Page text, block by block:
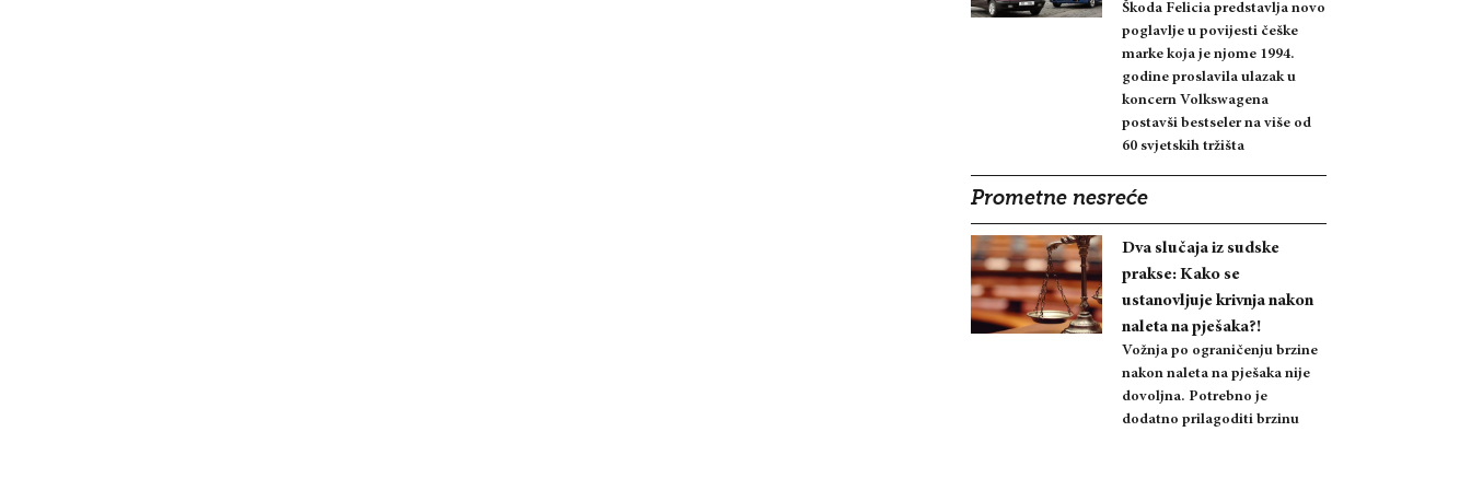
Škoda Felicia predstavlja novo
poglavlje u povijesti češke
marke koja je njome 1994.
godine proslavila ulazak u
koncern Volkswagena
postavši bestseler na više od
60 svjetskih tržišta
Prometne nesreće
Dva slučaja iz sudske
prakse: Kako se
ustanovljuje krivnja nakon
naleta na pješaka?!
Vožnja po ograničenju brzine
nakon naleta na pješaka nije
dovoljna. Potrebno je
dodatno prilagoditi brzinu